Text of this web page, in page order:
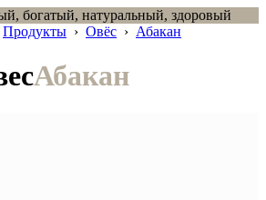
богатый, натуральный, здоровый
Продукты › Овёс › Абакан
Абакан